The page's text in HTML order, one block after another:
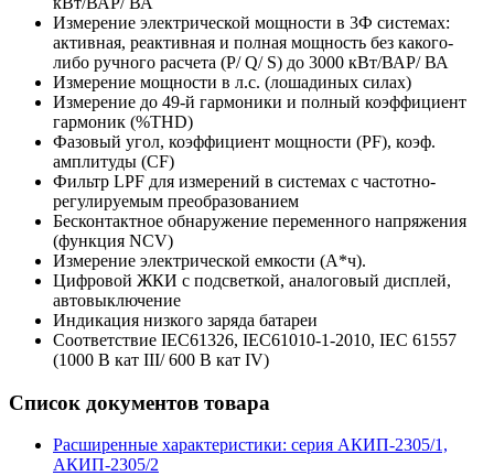
Измерение электрической мощности в 3Ф системах:
активная, реактивная и полная мощность без какого-
либо ручного расчета (P/ Q/ S) до 3000 кВт/ВАР/ ВА
Измерение мощности в л.с. (лошадиных силах)
Измерение до 49-й гармоники и полный коэффициент
гармоник (%THD)
Фазовый угол, коэффициент мощности (PF), коэф.
амплитуды (CF)
Фильтр LPF для измерений в системах с частотно-
регулируемым преобразованием
Бесконтактное обнаружение переменного напряжения
(функция NCV)
Измерение электрической емкости (А*ч).
Цифровой ЖКИ с подсветкой, аналоговый дисплей,
автовыключение
Индикация низкого заряда батареи
Соответствие IEC61326, IEC61010-1-2010, IEC 61557
(1000 В кат III/ 600 В кат IV)
Список документов товара
Расширенные характеристики: серия АКИП-2305/1,
АКИП-2305/2